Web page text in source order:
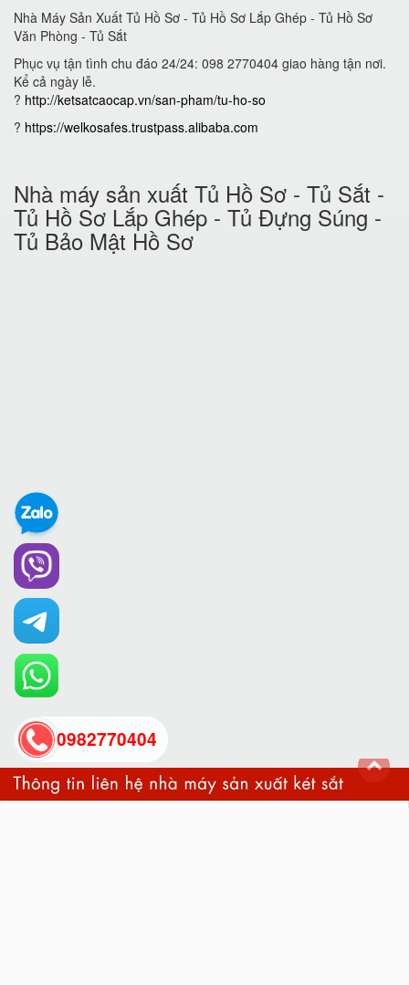
Nhà Máy Sản Xuất Tủ Hồ Sơ - Tủ Hồ Sơ Lắp Ghép - Tủ Hồ Sơ
Văn Phòng - Tủ Sắt
Phục vụ tận tình chu đáo 24/24: 098 2770404 giao hàng tận nơi.
Kể cả ngày lễ.
? http://ketsatcaocap.vn/san-pham/tu-ho-so
? https://welkosafes.trustpass.alibaba.com
Nhà máy sản xuất Tủ Hồ Sơ - Tủ Sắt -
Tủ Hồ Sơ Lắp Ghép - Tủ Đựng Súng -
Tủ Bảo Mật Hồ Sơ
0982770404
back